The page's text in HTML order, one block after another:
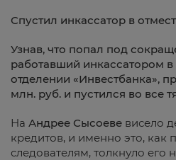
Спустил инкассатор в
Узнав, что попал под
работавший инкассатором
отделении «Инвестбанка»,
млн. руб. и пустился во все
На Андрее Сысоеве висело
кредитов, и именно это, как
следователям, толкнуло его